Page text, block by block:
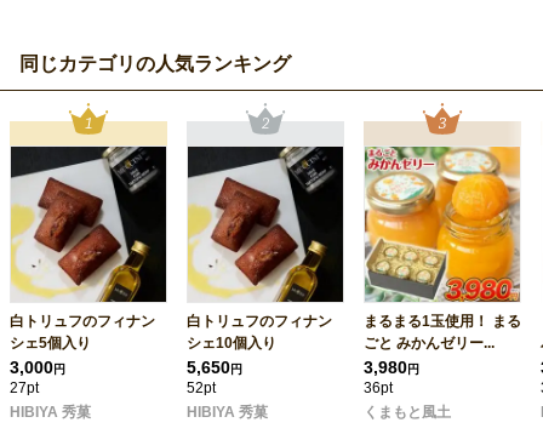
同じカテゴリの人気ランキング
白トリュフのフィナン
シェ5個入り
3,000円
27pt
HIBIYA 秀菓
白トリュフのフィナン
シェ10個入り
5,650円
52pt
HIBIYA 秀菓
まるまる1玉使用！ まる
ごと みかんゼリー...
3,980円
36pt
くまもと風土